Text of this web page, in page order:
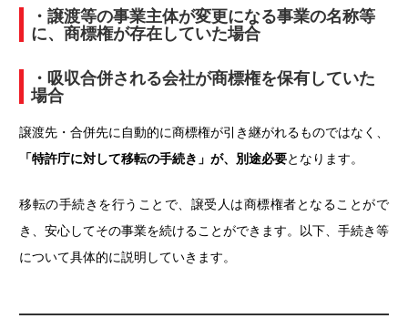
・譲渡等の事業主体が変更になる事業の名称等
に、商標権が存在していた場合
・吸収合併される会社が商標権を保有していた
場合
譲渡先・合併先に自動的に商標権が引き継がれるものではなく、
「特許庁に対して移転の手続き」が、別途必要となります。
移転の手続きを行うことで、譲受人は商標権者となることがで
き、安心してその事業を続けることができます。以下、手続き等
について具体的に説明していきます。